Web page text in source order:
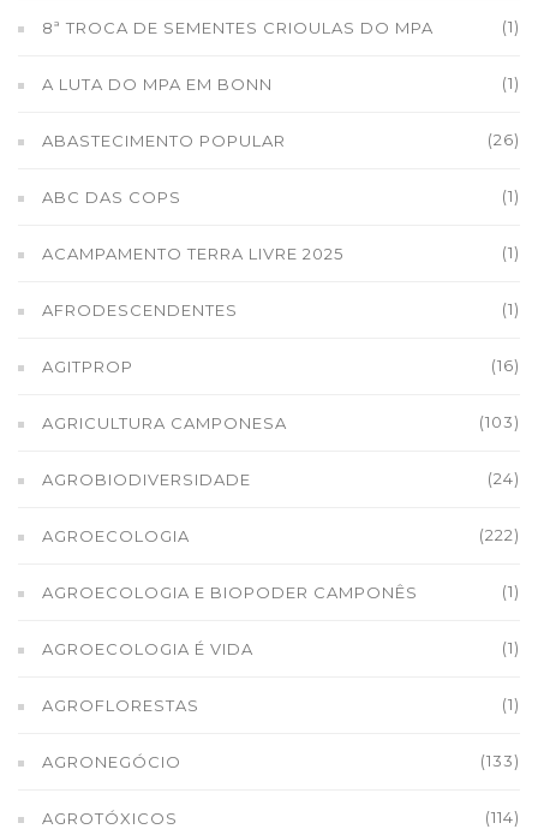
8ª TROCA DE SEMENTES CRIOULAS DO MPA (1)
A LUTA DO MPA EM BONN (1)
ABASTECIMENTO POPULAR (26)
ABC DAS COPS (1)
ACAMPAMENTO TERRA LIVRE 2025 (1)
AFRODESCENDENTES (1)
AGITPROP (16)
AGRICULTURA CAMPONESA (103)
AGROBIODIVERSIDADE (24)
AGROECOLOGIA (222)
AGROECOLOGIA E BIOPODER CAMPONÊS (1)
AGROECOLOGIA É VIDA (1)
AGROFLORESTAS (1)
AGRONEGÓCIO (133)
AGROTÓXICOS (114)